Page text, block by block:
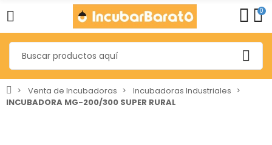
0
Venta de Incubadoras
Incubadoras Industriales
INCUBADORA MG-200/300 SUPER RURAL